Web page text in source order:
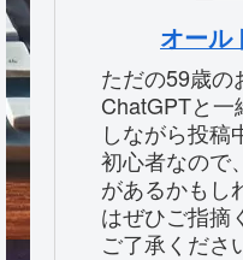
オール
ただの59歳の
ChatGPTと
しながら投稿
初心者なので
があるかもし
はぜひご指摘
ご了承くださ